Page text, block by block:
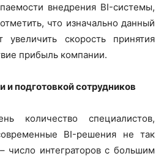
внедрения BI-системы,
что изначально данный
увеличить скорость принятия
прибыль компании.
и подготовкой сотрудников
количество специалистов,
BI-решения не так
интеграторов с большим